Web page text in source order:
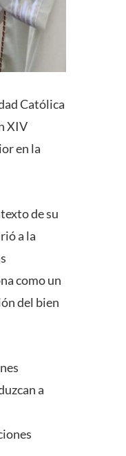
Católica
XIV
en la
de su
a la
como un
del bien
a